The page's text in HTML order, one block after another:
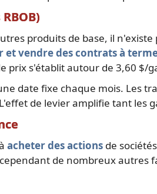
produits de base, il
et vendre des contrats à
prix s'établit autour de 3,60 $/
date fixe chaque mois. Les
de levier amplifie tant les
acheter des actions de
de nombreux autres